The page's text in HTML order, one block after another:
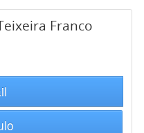
Franco